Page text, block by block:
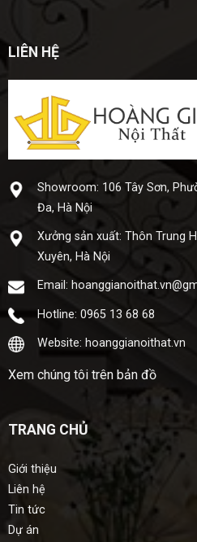
LIÊN HỆ
Showroom: 106 Tây Sơn,
Đa, Hà Nội
Xưở​ng sả​n xuấ​t: Thôn Trung
Xuyên, Hà Nội
Email:
Hotline: 0965 13 68 68
Website: hoanggianoithat.vn
Xem chúng tôi trên bản đồ
TRANG CHỦ
Giới thiệu
Liên hệ
Tin tức
Dự án